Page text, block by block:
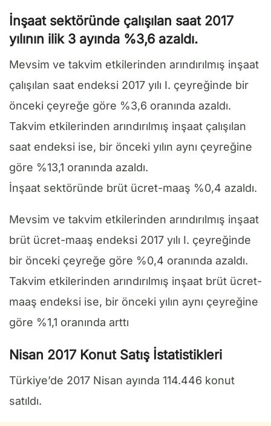
İnşaat sektöründe çalışılan saat 2017
yılının ilik 3 ayında %3,6 azaldı.
Mevsim ve takvim etkilerinden arındırılmış inşaat
çalışılan saat endeksi 2017 yılı I. çeyreğinde bir
önceki çeyreğe göre %3,6 oranında azaldı.
Takvim etkilerinden arındırılmış inşaat çalışılan
saat endeksi ise, bir önceki yılın aynı çeyreğine
göre %13,1 oranında azaldı.
İnşaat sektöründe brüt ücret-maaş %0,4 azaldı.
Mevsim ve takvim etkilerinden arındırılmış inşaat
brüt ücret-maaş endeksi 2017 yılı I. çeyreğinde
bir önceki çeyreğe göre %0,4 oranında azaldı.
Takvim etkilerinden arındırılmış inşaat brüt ücret-
maaş endeksi ise, bir önceki yılın aynı çeyreğine
göre %1,1 oranında arttı
Nisan 2017 Konut Satış İstatistikleri
Türkiye’de 2017 Nisan ayında 114.446 konut
satıldı.